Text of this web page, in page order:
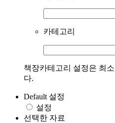
카테고리
책장카테고리 설정은 최
다.
Default 설정
설정
선택한 자료